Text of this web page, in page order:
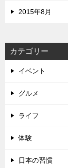
2015年8月
カテゴリー
イベント
グルメ
ライフ
体験
日本の習慣